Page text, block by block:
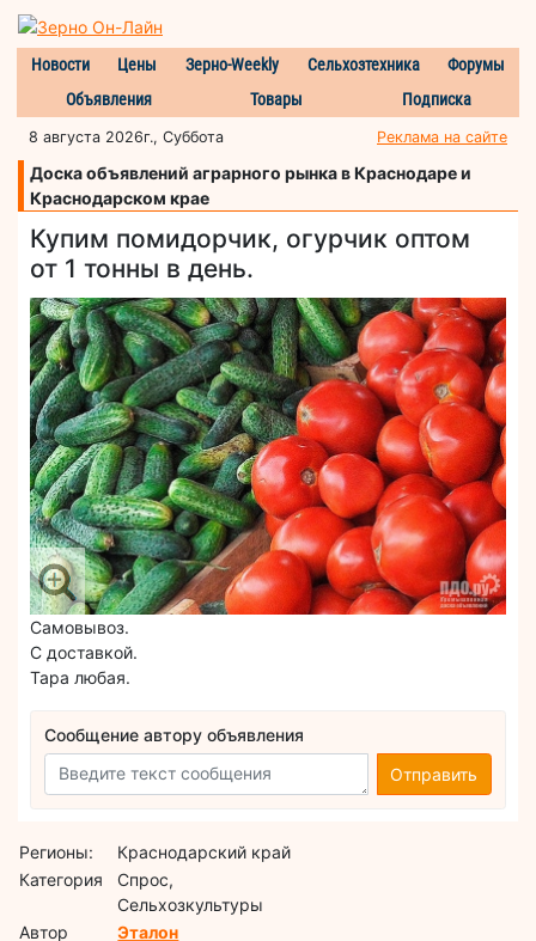
Новости Цены Зерно-Weekly Сельхозтехника
Форумы
Объявления
Товары Подписка
8 августа 2026г., Суббота Реклама на сайте
Доска объявлений аграрного рынка в Краснодаре и
Краснодарском крае
Купим помидорчик, огурчик оптом
от 1 тонны в день.
Самовывоз.
С доставкой.
Тара любая.
Сообщение автору объявления
Отправить
Регионы:
Краснодарский край
Категория
Спрос,
Сельхозкультуры
Автор
Эталон